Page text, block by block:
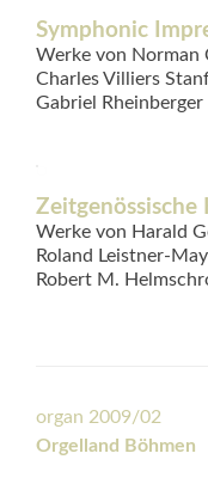
Symphonic
Werke von Norman
Charles Villiers
Gabriel
Zeitgenössische
Werke von Harald
Roland Leistner-
Robert M.
Beitrags-
Navigation
organ 2009/02
Orgelland Böhmen